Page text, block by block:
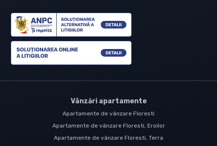
Vânzări apartamente
Apartamente de vânzare Floresti
Apartamente de vânzare Floresti, Eroilor
Apartamente de vânzare Floresti, Terra